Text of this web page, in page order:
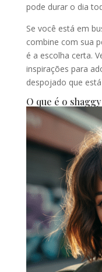
pode durar o dia
Se você está em
combine com sua
é a escolha certa.
inspirações para
despojado que
O que é o